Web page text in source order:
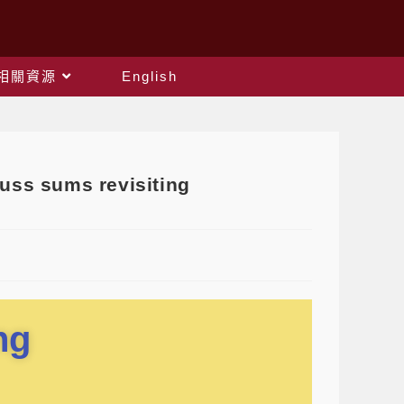
關資源 English
sums revisiting